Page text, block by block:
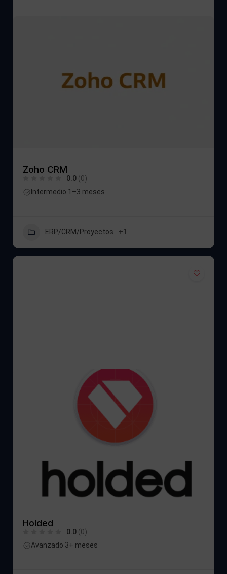
Zoho CRM
0.0 (0)
Intermedio 1–3 meses
ERP/CRM/Proyectos +1
Holded
0.0 (0)
Avanzado 3+ meses